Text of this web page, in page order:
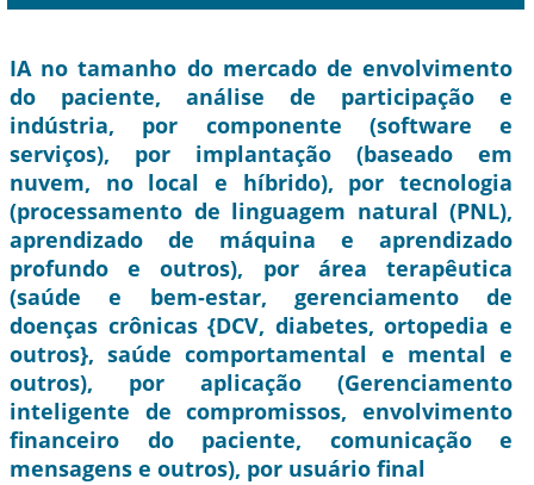
IA no tamanho do mercado de envolvimento
do paciente, análise de participação e
indústria, por componente (software e
serviços), por implantação (baseado em
nuvem, no local e híbrido), por tecnologia
(processamento de linguagem natural (PNL),
aprendizado de máquina e aprendizado
profundo e outros), por área terapêutica
(saúde e bem-estar, gerenciamento de
doenças crônicas {DCV, diabetes, ortopedia e
outros}, saúde comportamental e mental e
outros), por aplicação (Gerenciamento
inteligente de compromissos, envolvimento
financeiro do paciente, comunicação e
mensagens e outros), por usuário final